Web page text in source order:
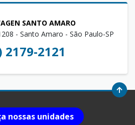
SANTO AMARO
- Santo Amaro - São Paulo-SP
2179-2121
nossas unidades